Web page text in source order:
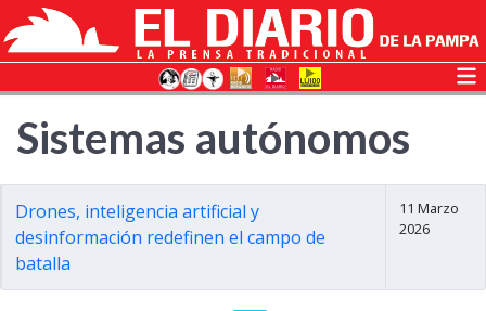
Sistemas autónomos
Drones, inteligencia artificial y
desinformación redefinen el campo de
batalla
11 Marzo
2026